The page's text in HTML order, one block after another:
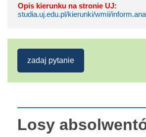
Opis kierunku na stronie UJ:
studia.uj.edu.pl/kierunki/wmii/
zadaj pytanie
Losy